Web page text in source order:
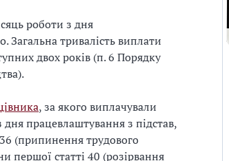
роботи з дня
Загальна тривалість виплати
двох років (п. 6 Порядку
, за якого виплачували
працевлаштування з підстав,
(припинення трудового
першої статті 40 (розірвання